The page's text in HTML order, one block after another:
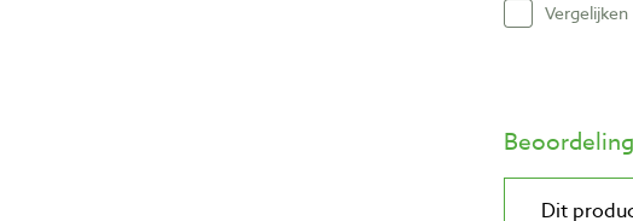
Vergelijken